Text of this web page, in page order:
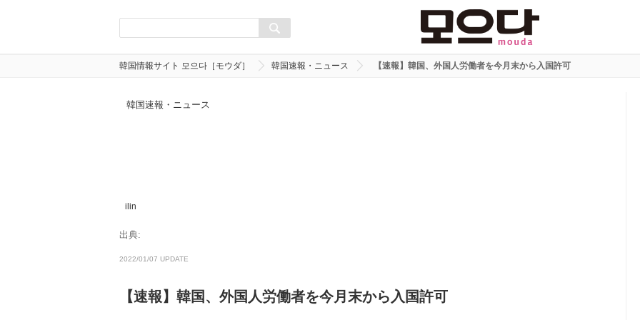
韓国情報サイト 모으다［モウダ］ 韓国速報・ニュース 【速報】韓国、外国人労働者を今月末から入国許可
韓国速報・ニュース
ilin
出典:
2022/01/07 UPDATE
【速報】韓国、外国人労働者を今月末から入国許可